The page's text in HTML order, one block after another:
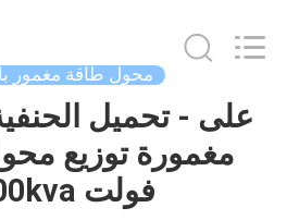
الصفحة
الرئيسية
(Group)
Co.,Ltd..
محول طاقة مغمور
على - تحميل
فولت 5000kva